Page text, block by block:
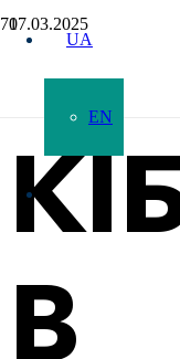
UA
EN
17.03.2025
В